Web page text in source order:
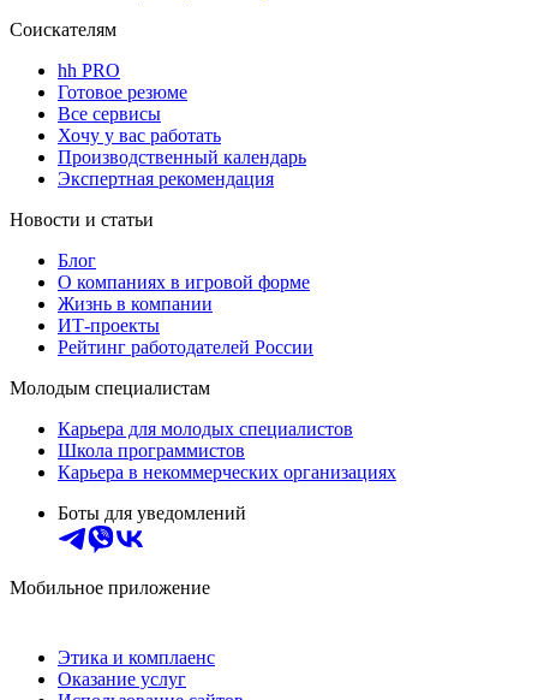
Соискателям
hh PRO
Готовое резюме
Все сервисы
Хочу у вас работать
Производственный календарь
Экспертная рекомендация
Новости и статьи
Блог
О компаниях в игровой форме
Жизнь в компании
ИТ-проекты
Рейтинг работодателей России
Молодым специалистам
Карьера для молодых специалистов
Школа программистов
Карьера в некоммерческих организациях
Боты для уведомлений
Мобильное приложение
Этика и комплаенс
Оказание услуг